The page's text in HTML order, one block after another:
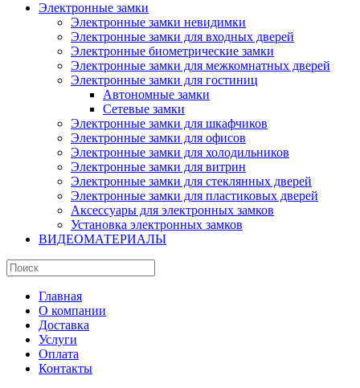
Электронные замки
Электронные замки невидимки
Электронные замки для входных дверей
Электронные биометрические замки
Электронные замки для межкомнатных дверей
Электронные замки для гостиниц
Автономные замки
Сетевые замки
Электронные замки для шкафчиков
Электронные замки для офисов
Электронные замки для холодильников
Электронные замки для витрин
Электронные замки для стеклянных дверей
Электронные замки для пластиковых дверей
Аксессуары для электронных замков
Установка электронных замков
ВИДЕОМАТЕРИАЛЫ
Главная
О компании
Доставка
Услуги
Оплата
Контакты